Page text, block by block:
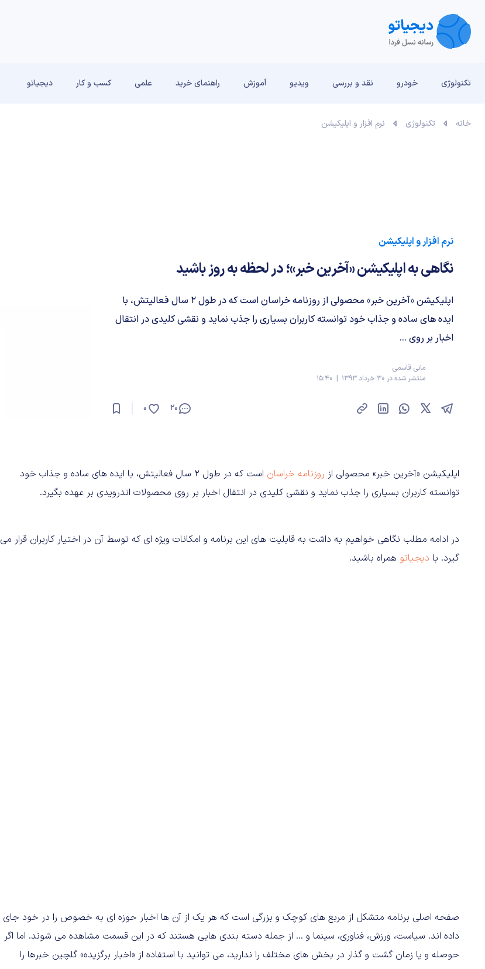
تکنولوژی خودرو نقد و بررسی‌ ویدیو آموزش راهنمای خرید علمی کسب و کار دیجیاتو
خانه تکنولوژی نرم افزار و اپلیکیشن
نرم افزار و اپلیکیشن
نگاهی به اپلیکیشن «آخرین خبر»؛ در لحظه به روز باشید
اپلیکیشن «آخرین خبر» محصولی از روزنامه خراسان است که در طول ۲ سال فعالیتش، با
ایده های ساده و جذاب خود توانسته کاربران بسیاری را جذب نماید و نقشی کلیدی در انتقال
اخبار بر روی ...
مانی قاسمی
منتشر شده در 30 خرداد 1393 | 15:40
20
0
اپلیکیشن «آخرین خبر» محصولی از روزنامه خراسان
است که در طول ۲ سال فعالیتش، با ایده های ساده و جذاب خود
توانسته کاربران بسیاری را جذب نماید و نقشی کلیدی در انتقال اخبار بر روی محصولات اندرویدی بر عهده بگیرد.
در ادامه مطلب نگاهی خواهیم به داشت به قابلیت های این برنامه و امکانات ویژه ای که توسط آن در اختیار کاربران قرار می
گیرد. با دیجیاتو همراه باشید.
صفحه اصلی برنامه متشکل از مربع های کوچک و بزرگی است که هر یک از آن ها اخبار حوزه ای به خصوص را در خود جای
داده اند. سیاست، ورزش، فناوری، سینما و ... از جمله دسته بندی هایی هستند که در این قسمت مشاهده می شوند. اما اگر
حوصله و یا زمان گشت و گذار در بخش های مختلف را ندارید، می توانید با استفاده از «اخبار برگزیده» گلچین خبرها را